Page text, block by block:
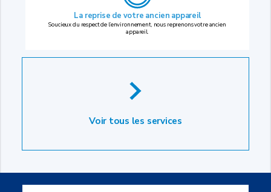
La reprise de votre ancien appareil
Soucieux du respect de l’environnement, nous reprenons votre ancien
appareil.
Voir tous les services